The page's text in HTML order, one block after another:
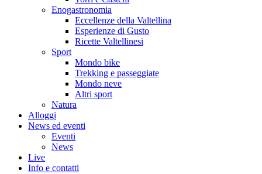
Enogastronomia
Eccellenze della Valtellina
Esperienze di Gusto
Ricette Valtellinesi
Sport
Mondo bike
Trekking e passeggiate
Mondo neve
Altri sport
Natura
Alloggi
News ed eventi
Eventi
News
Live
Info e contatti